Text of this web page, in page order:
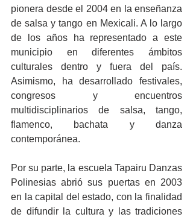
pionera desde el 2004 en la enseñanza
de salsa y tango en Mexicali. A lo largo
de los años ha representado a este
municipio en diferentes ámbitos
culturales dentro y fuera del país.
Asimismo, ha desarrollado festivales,
congresos y encuentros
multidisciplinarios de salsa, tango,
flamenco, bachata y danza
contemporánea.
Por su parte, la escuela Tapairu Danzas
Polinesias abrió sus puertas en 2003
en la capital del estado, con la finalidad
de difundir la cultura y las tradiciones